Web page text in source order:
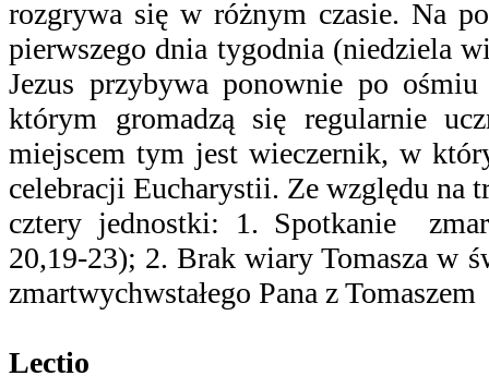
rozgrywa się w różnym czasie. Na
pierwszego dnia tygodnia (niedziela
Jezus przybywa ponownie po
którym gromadzą się regularnie
miejscem tym jest wieczernik, w
celebracji Eucharystii. Ze względu na
cztery jednostki: 1. Spotkanie
20,19-23); 2. Brak wiary Tomasza w
zmartwychwstałego Pana z
Lectio